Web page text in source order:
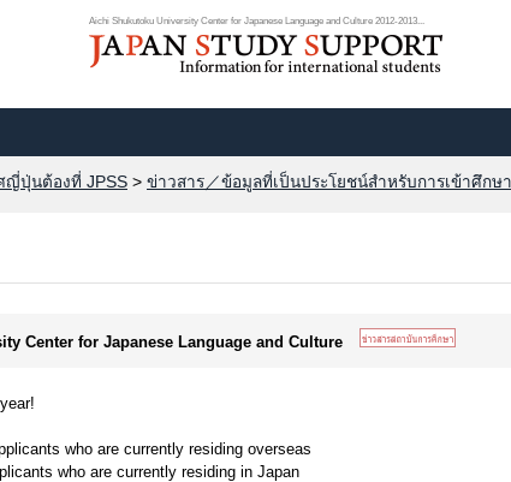
Aichi Shukutoku University Center for Japanese Language and Culture 2012-2013...
ญี่ปุ่นต้องที่ JPSS > ข่าวสาร／ข้อมูลที่เป็นประโยชน์สำหรับการเข้าศึกษ
Center for Japanese Language and Culture
who are currently residing overseas
who are currently residing in Japan